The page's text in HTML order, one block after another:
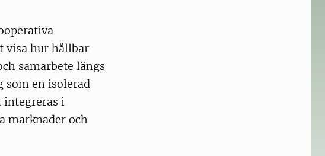
visa hur hållbar
samarbete längs
som en isolerad
integreras i
marknader och